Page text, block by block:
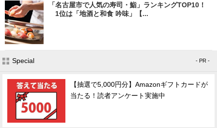
「名古屋市で人気の寿司・鮨」ランキングTOP10！
1位は「地酒と和食 吟味」【...
Special - PR -
【抽選で5,000円分】Amazonギフトカードが
当たる！読者アンケート実施中